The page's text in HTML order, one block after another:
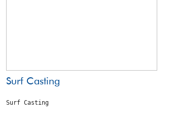
Surf Casting
Surf Casting